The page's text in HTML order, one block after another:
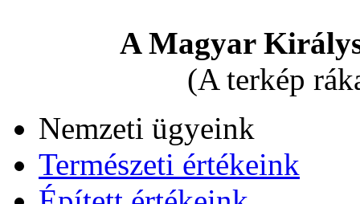
A Magyar
(A terkép
Nemzeti ügyeink
Természeti értékeink